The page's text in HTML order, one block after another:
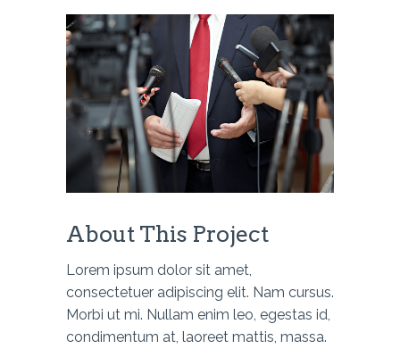
About This Project
Lorem ipsum dolor sit amet,
consectetuer adipiscing elit. Nam cursus.
Morbi ut mi. Nullam enim leo, egestas id,
condimentum at, laoreet mattis, massa.